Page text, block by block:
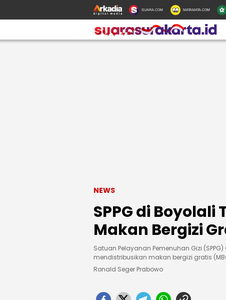
SUARA.COM MATAMATA.COM
NEWS
SPPG di
Makan Bergizi
Satuan Pelayanan Pemenuhan Gizi
mendistribusikan makan bergizi gratis
Ronald Seger Prabowo